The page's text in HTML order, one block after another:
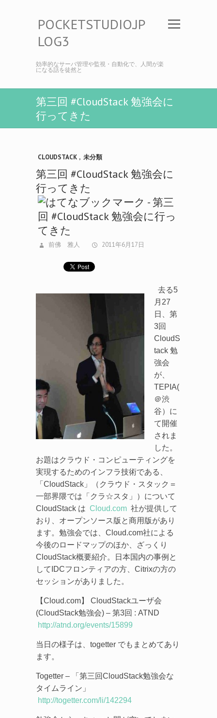
POCKETSTUDIO.JP
LOG3
効率的なサーバ管理や監視・自動化で、人間が楽
になる話を徒然と
第三回 #CloudStack 勉強会に
行ってきた
CLOUDSTACK , 未分類
第三回 #CloudStack 勉強会に
行ってきた
前佛 雅人 2011年6月17日
去る5
月27
日、第
3回
CloudS
tack 勉
強会
が、
TEPIA(
＠渋
谷）に
て開催
されま
した。
お題はクラウド・コンピューティングを
実現するためのインフラ技術である、
「CloudStack」（クラウド・スタック＝
一部界隈では「クラ☆スタ」）について
CloudStack は Cloud.com 社が提供して
おり、オープンソース版と商用版があり
ます。勉強会では、Cloud.com社による
今後のロードマップのほか、ざっくり
CloudStack概要紹介。日本国内の事例と
してIDCフロンティアの方、Citrixの方の
セッションがありました。
【Cloud.com】 CloudStackユーザ会
(CloudStack勉強会) – 第3回 : ATND
http://atnd.org/events/15899
当日の様子は、togetter でもまとめてあり
ます。
Togetter – 「第三回CloudStack勉強会な
タイムライン」
http://togetter.com/li/142294